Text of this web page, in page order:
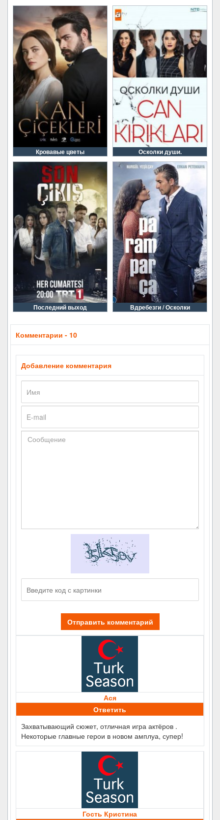
Кровавые цветы Осколки души.
Последний выход Вдребезги / Осколки
Комментарии - 10
Добавление комментария
Отправить комментарий
Ася
Ответить
Захватывающий сюжет, отличная игра актёров .
Некоторые главные герои в новом амплуа, супер!
Гость Кристина